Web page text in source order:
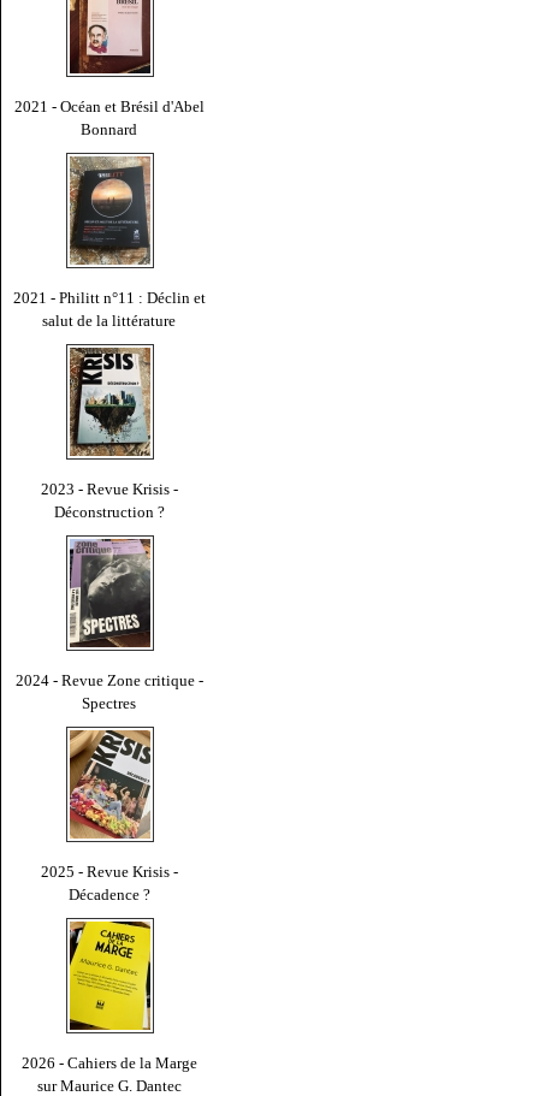
2021 - Océan et Brésil d'Abel
Bonnard
2021 - Philitt n°11 : Déclin et
salut de la littérature
2023 - Revue Krisis -
Déconstruction ?
2024 - Revue Zone critique -
Spectres
2025 - Revue Krisis -
Décadence ?
2026 - Cahiers de la Marge
sur Maurice G. Dantec